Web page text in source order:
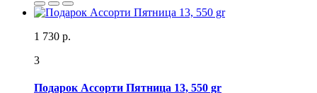
1 730 р.
3
Подарок Ассорти Пятница 13, 550 gr